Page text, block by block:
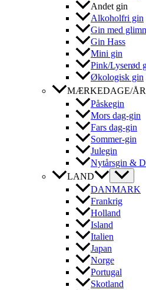
Andet gin
Alkoholfri gin
Gin med
Gin Hass
Mini gin
Pink/Lyserød
Økologisk gin
MÆRKEDAGE/
Påskegin
Mors dag-gin
Fars dag-gin
Sommer-gin
Julegin
Nytårsgin &
LAND
DANMARK
Frankrig
Holland
Island
Italien
Japan
Norge
Portugal
Skotland